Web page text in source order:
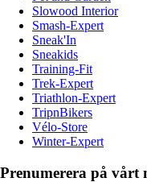
Slowood Interior
Smash-Expert
Sneak'In
Sneakids
Training-Fit
Trek-Expert
Triathlon-Expert
TripnBikers
Vélo-Store
Winter-Expert
Prenumerera på vårt